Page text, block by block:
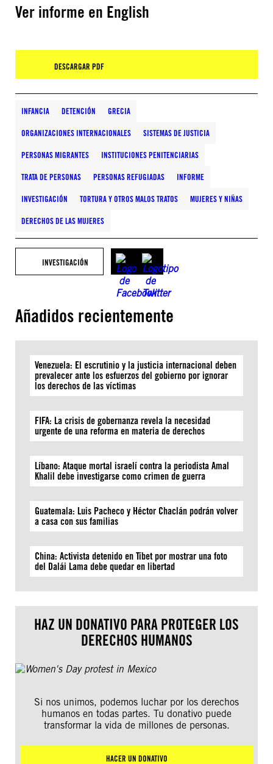
Ver informe en English
DESCARGAR PDF
INFANCIA DETENCIÓN GRECIA
ORGANIZACIONES INTERNACIONALES SISTEMAS DE JUSTICIA
PERSONAS MIGRANTES INSTITUCIONES PENITENCIARIAS
TRATA DE PERSONAS PERSONAS REFUGIADAS INFORME
INVESTIGACIÓN TORTURA Y OTROS MALOS TRATOS MUJERES Y NIÑAS
DERECHOS DE LAS MUJERES
INVESTIGACIÓN
Añadidos recientemente
Venezuela: El escrutinio y la justicia internacional deben
prevalecer ante los esfuerzos del gobierno por ignorar
los derechos de las víctimas
FIFA: La crisis de gobernanza revela la necesidad
urgente de una reforma en materia de derechos
Líbano: Ataque mortal israelí contra la periodista Amal
Khalil debe investigarse como crimen de guerra
Guatemala: Luis Pacheco y Héctor Chaclán podrán volver
a casa con sus familias
China: Activista detenido en Tíbet por mostrar una foto
del Dalái Lama debe quedar en libertad
HAZ UN DONATIVO PARA PROTEGER LOS
DERECHOS HUMANOS
Si nos unimos, podemos luchar por los derechos
humanos en todas partes. Tu donativo puede
transformar la vida de millones de personas.
HACER UN DONATIVO